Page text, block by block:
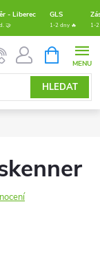
- Liberec GLS
🤝 1-2 dny 🔥 1-
HLEDAT
NÁKUPNÍ
KOŠÍK